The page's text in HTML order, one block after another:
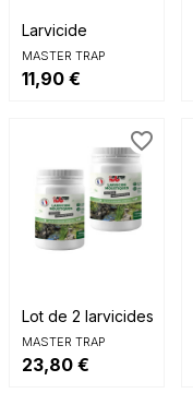
Larvicide
MASTER TRAP
11,90 €
Lot de 2 larvicides
MASTER TRAP
23,80 €
favorite_border